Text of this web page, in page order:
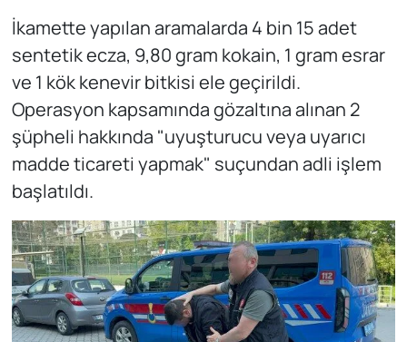
İkamette yapılan aramalarda 4 bin 15 adet
sentetik ecza, 9,80 gram kokain, 1 gram esrar
ve 1 kök kenevir bitkisi ele geçirildi.
Operasyon kapsamında gözaltına alınan 2
şüpheli hakkında "uyuşturucu veya uyarıcı
madde ticareti yapmak" suçundan adli işlem
başlatıldı.